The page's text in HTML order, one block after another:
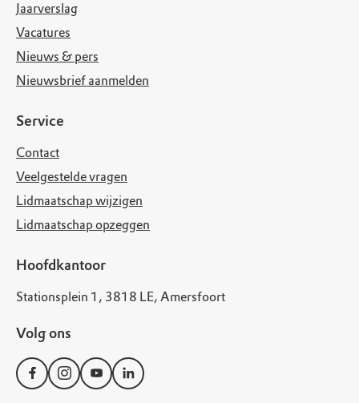
Jaarverslag
Vacatures
Nieuws & pers
Nieuwsbrief aanmelden
Service
Contact
Veelgestelde vragen
Lidmaatschap wijzigen
Lidmaatschap opzeggen
Hoofdkantoor
Stationsplein 1, 3818 LE, Amersfoort
Volg ons